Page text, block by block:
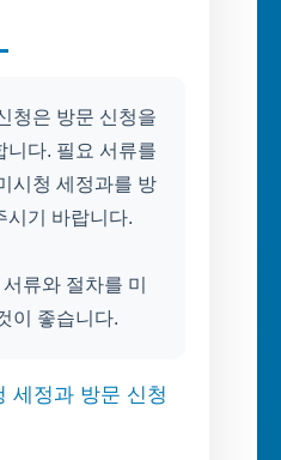
청은 방문 신청을
니다. 필요 서류를
시청 세정과를 방
시기 바랍니다.
류와 절차를 미
이 좋습니다.
세정과 방문 신청